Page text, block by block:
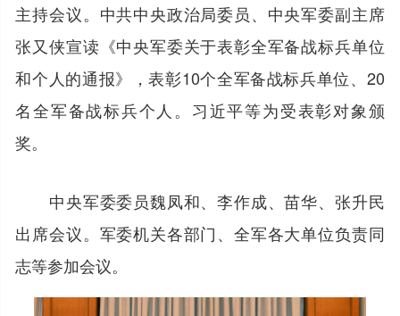
主持会议。中共中央政治局委员、中央军委副主席
张又侠宣读《中央军委关于表彰全军备战标兵单位
和个人的通报》，表彰10个全军备战标兵单位、20
名全军备战标兵个人。习近平等为受表彰对象颁
奖。
中央军委委员魏凤和、李作成、苗华、张升民
出席会议。军委机关各部门、全军各大单位负责同
志等参加会议。